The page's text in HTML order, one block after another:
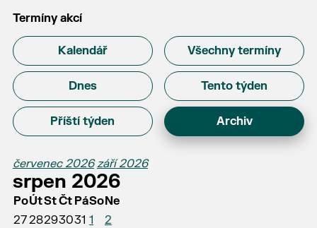
Termíny akcí
Kalendář Všechny termíny
Dnes Tento týden
Příští týden Archiv
červenec 2026 září 2026
srpen 2026
PoÚtStČt PáSoNe
2728293031 1
2